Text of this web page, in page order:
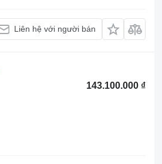
Liên hệ với người bán
143.100.000 ₫